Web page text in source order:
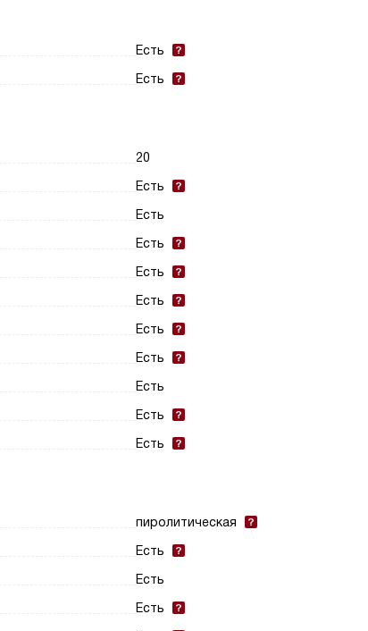
Есть
Есть
20
Есть
Есть
Есть
Есть
Есть
Есть
Есть
Есть
Есть
Есть
пиролитическая
Есть
Есть
Есть